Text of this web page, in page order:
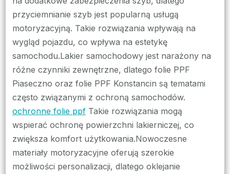
przyciemnianie szyb jest popularną usługą
motoryzacyjną. Takie rozwiązania wpływają na
wygląd pojazdu, co wpływa na estetykę
samochodu.Lakier samochodowy jest narażony na
różne czynniki zewnętrzne, dlatego folie PPF
Piaseczno oraz folie PPF Konstancin są tematami
często związanymi z ochroną samochodów.
ochronne folie ppfTakie rozwiązania mogą
wspierać ochronę powierzchni lakierniczej, co
zwiększa komfort użytkowania.Nowoczesne
materiały motoryzacyjne oferują szerokie
możliwości personalizacji, dlatego oklejanie